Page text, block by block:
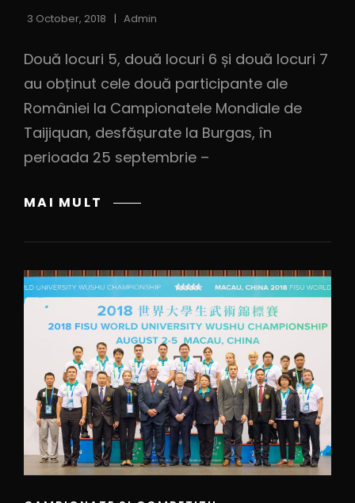
3 October, 2018 Admin
Două locuri 5, două locuri 6 și două locuri 7
au obținut cele două participante ale
României la Campionatele Mondiale de
Taijiquan, desfășurate la Burgas, în
perioada 25 septembrie –
MAI MULT